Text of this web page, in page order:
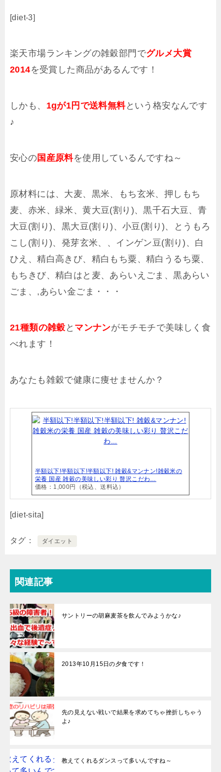
[diet-3]
楽天市場ランキングの雑穀部門でグルメ大賞
2014を受賞した商品があるんです！
しかも、 1gが1円で送料無料という格安なんです
♪
安心の国産原料を使用しているんですね～
原材料には、大麦、黒米、もち玄米、押しもち
麦、赤米、緑米、黄大豆(割り)、黒千石大豆、青
大豆(割り)、黒大豆(割り)、小豆(割り)、とうもろ
こし(割り)、発芽玄米、、インゲン豆(割り)、白
ひえ、精白高きび、精白もち粟、精白うるち粟、
もちきび、精白はと麦、あらいえごま、黒あらい
ごま、,あらい金ごま・・・
21種類の雑穀 と マンナンがモチモチで美味しく食
べれます！
あなたも雑穀で健康に痩せませんか？
半額以下!半額以下!半額以下! 雑穀&マンナン!雑穀米の
栄養 国産 雑穀の美味しい彩り 贅沢こだわ…
価格：1,000円（税込、送料込）
[diet-sita]
タグ ダイエット
関連記事
サントリーの胡麻麦茶を飲んでみようかな♪
2013年10月15日の夕食です！
先の見えない戦いで結果を求めてちゃ挫折しちゃう
よ♪
教えてくれるダンスって多いんですね～